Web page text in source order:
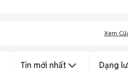
Xem
Tin mới nhất Dạng